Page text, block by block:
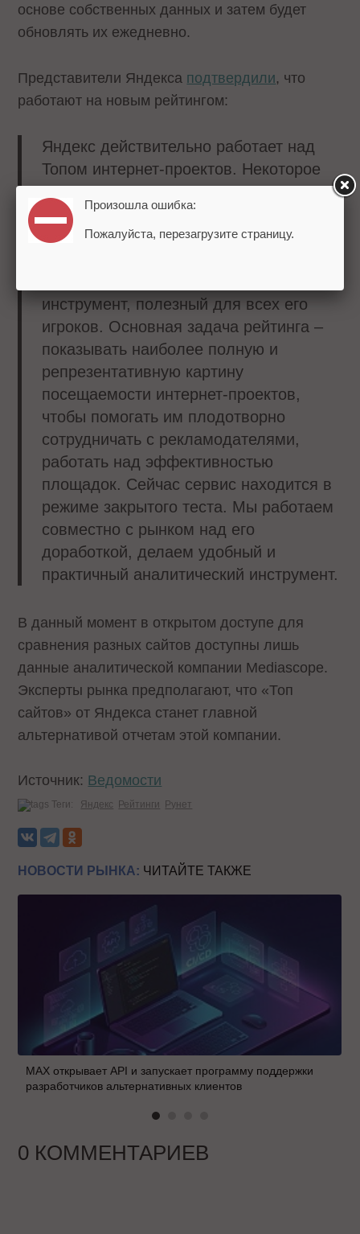
основе собственных данных и затем будет
обновлять их ежедневно.
Представители Яндекса подтвердили, что
работают на новым рейтингом:
Яндекс действительно работает над
Топом интернет-проектов. Некоторое
время назад мы получили запрос от
рекламодателей и владельцев
площадок на его создание. У нас
инструмент, полезный для всех его
игроков. Основная задача рейтинга –
показывать наиболее полную и
репрезентативную картину
посещаемости интернет-проектов,
чтобы помогать им плодотворно
сотрудничать с рекламодателями,
работать над эффективностью
площадок. Сейчас сервис находится в
режиме закрытого теста. Мы работаем
совместно с рынком над его
доработкой, делаем удобный и
практичный аналитический инструмент.
В данный момент в открытом доступе для
сравнения разных сайтов доступны лишь
данные аналитической компании Mediascope.
Эксперты рынка предполагают, что «Топ
сайтов» от Яндекса станет главной
альтернативой отчетам этой компании.
Источник: Ведомости
Теги: Яндекс Рейтинги Рунет
НОВОСТИ РЫНКА: ЧИТАЙТЕ ТАКЖЕ
MAX открывает API и запускает программу поддержки
разработчиков альтернативных клиентов
0 КОММЕНТАРИЕВ
Произошла ошибка:
Пожалуйста, перезагрузите страницу.